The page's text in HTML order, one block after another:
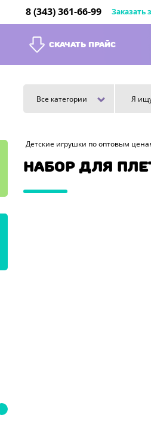
8 (343) 361-66-99 Заказать
СКАЧАТЬ ПРАЙС
Все категории
Детские игрушки по оптовым
НАБОР ДЛЯ